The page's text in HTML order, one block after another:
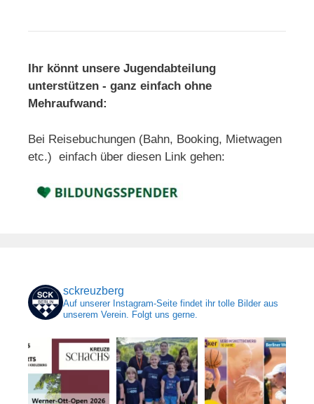
Ihr könnt unsere Jugendabteilung
unterstützen - ganz einfach ohne
Mehraufwand:
Bei Reisebuchungen (Bahn, Booking, Mietwagen
etc.) einfach über diesen Link gehen:
sckreuzberg
Auf unserer Instagram-Seite findet ihr tolle Bilder aus
unserem Verein. Folgt uns gerne.